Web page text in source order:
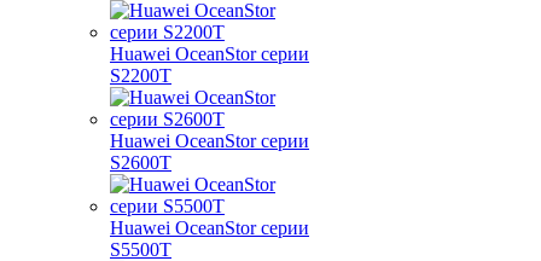
Huawei OceanStor серии
S2200T
Huawei OceanStor серии
S2600T
Huawei OceanStor серии
S5500T